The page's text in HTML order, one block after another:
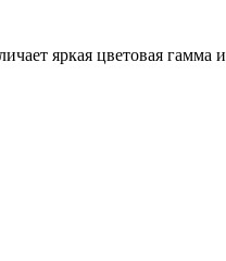
яркая цветовая гамма